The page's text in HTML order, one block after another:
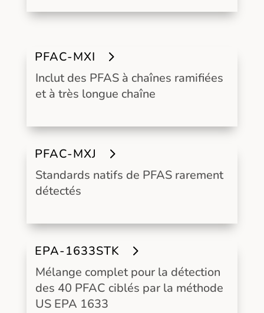
PFAC-MXI
Inclut des PFAS à chaînes ramifiées
et à très longue chaîne
PFAC-MXJ
Standards natifs de PFAS rarement
détectés
EPA-1633STK
Mélange complet pour la détection
des 40 PFAC ciblés par la méthode
US EPA 1633